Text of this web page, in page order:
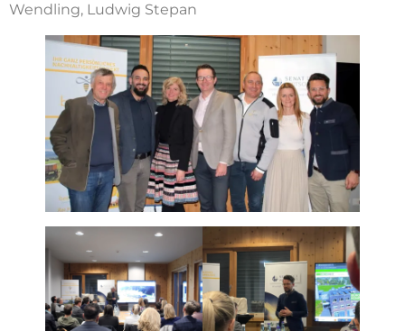
Wendling, Ludwig Stepan